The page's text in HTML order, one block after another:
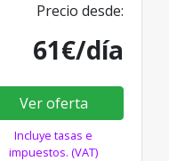
Precio desde:
61€/día
Ver oferta
Incluye tasas e
impuestos. (VAT)